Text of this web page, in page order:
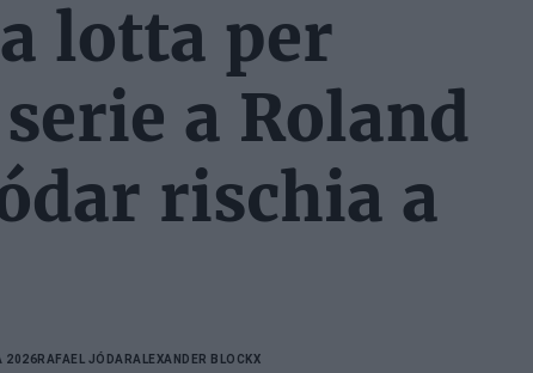
lotta per
a Roland
rischia a
2026RAFAEL JÓDARALEXANDER BLOCKX